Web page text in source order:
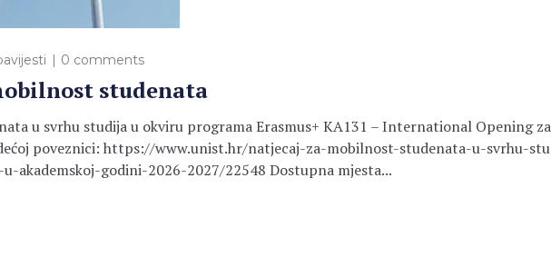
0 comments
studenata
u svrhu studija u okviru programa Erasmus+ KA131 – International Opening
poveznici: https://www.unist.hr/natjecaj-za-mobilnost-studenata-u-svrhu-
akademskoj-godini-2026-2027/22548 Dostupna mjesta...